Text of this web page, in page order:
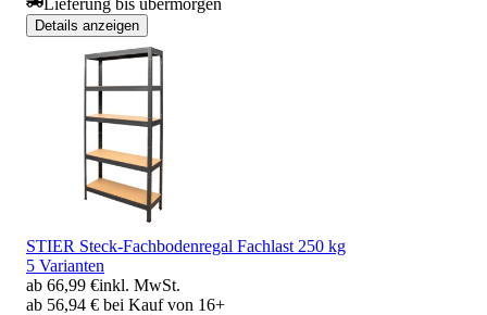
Details anzeigen
STIER Steck-Fachbodenregal Fachlast 250 kg
5 Varianten
ab 66,99 €inkl. MwSt.
ab 56,94 € bei Kauf von 16+